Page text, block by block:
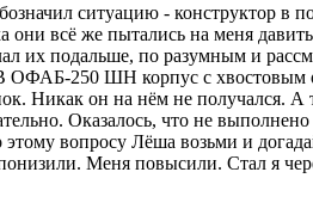
ситуацию - конструктор в
они всё же пытались на меня
их подальше, по разумным и
ОФАБ-250 ШН корпус с хвостовым
Никак он на нём не получался. А
Оказалось, что не
вопросу Лёша возьми и
Меня повысили. Стал я